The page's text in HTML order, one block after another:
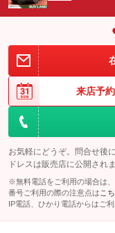
：装備なし
来店予約
お気軽にどうぞ。問合せ後
ドレスは販売店に公開されま
※無料電話をご利用の場合は
番号ご利用の際の注意点は こ
IP電話、ひかり電話からはご利